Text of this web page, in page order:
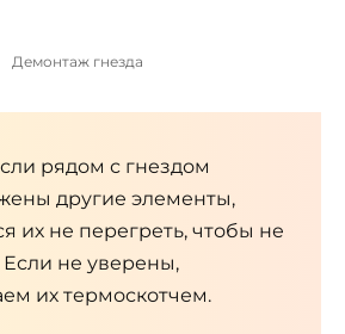
Демонтаж гнезда
рядом с гнездом
другие элементы,
их не перегреть, чтобы не
Если не уверены,
их термоскотчем.